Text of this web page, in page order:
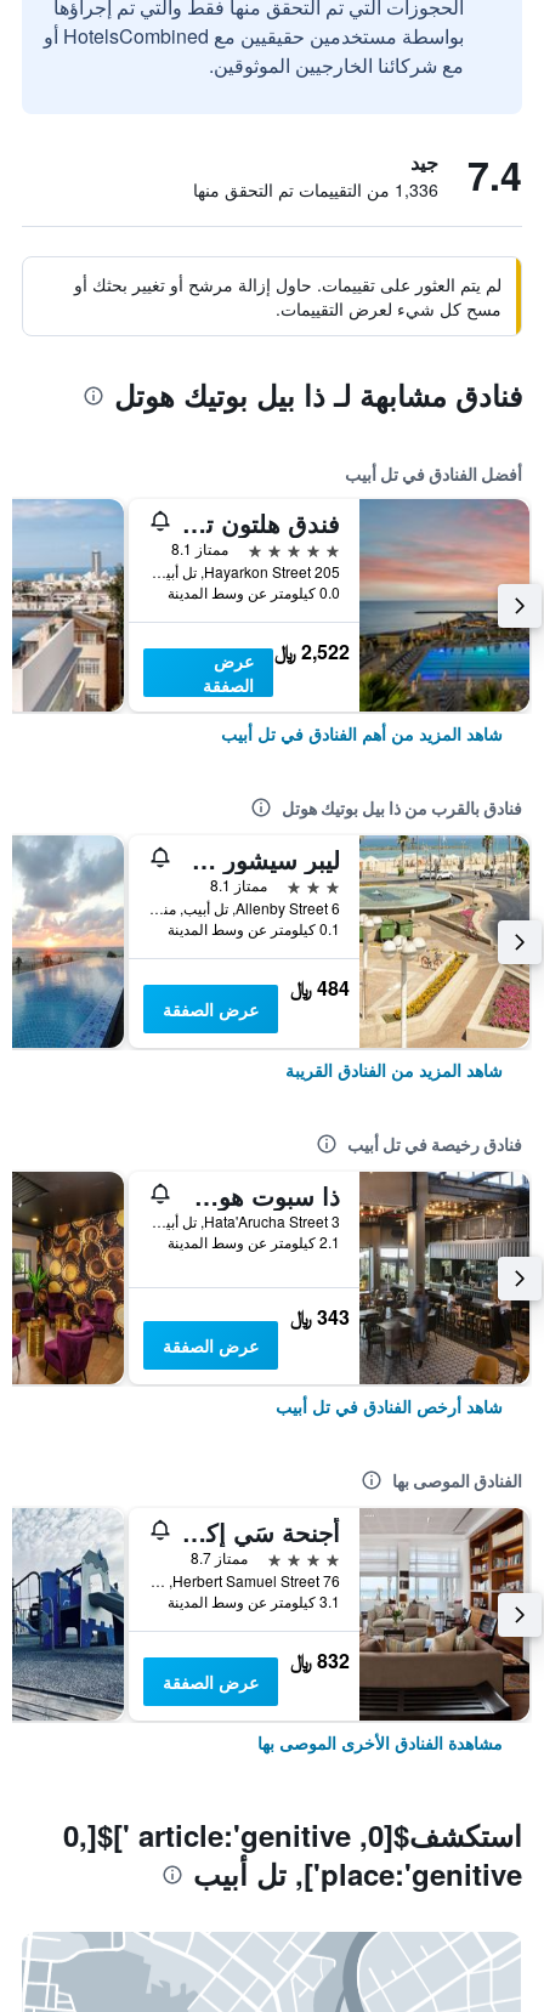
الحجوزات التي تم التحقق منها فقط والتي تم إجراؤها
بواسطة مستخدمين حقيقيين مع HotelsCombined أو
مع شركائنا الخارجيين الموثوقين.
7.4 جيد
1,336 من التقييمات تم التحقق منها
لم يتم العثور على تقييمات. حاول إزالة مرشح أو تغيير بحثك أو
مسح كل شيء لعرض التقييمات.
فنادق مشابهة لـ ذا بيل بوتيك هوتل
أفضل الفنادق في تل أبيب
فندق هلتون تل أبيب
5 نجوم
ممتاز 8.1
205 Hayarkon Street, تل أبيب, منطقة متروبوليتان تل أبيب, اسرائيل
0.0 كيلومتر عن وسط المدينة
2,522 ﷼
عرض
الصفقة
شاهد المزيد من أهم الفنادق في تل أبيب
فنادق بالقرب من ذا بيل بوتيك هوتل
ليبر سيشور سويتس
3 نجوم
ممتاز 8.1
6 Allenby Street, تل أبيب, منطقة متروبوليتان تل أبيب, اسرائيل
0.1 كيلومتر عن وسط المدينة
484 ﷼
عرض الصفقة
شاهد المزيد من الفنادق القريبة
فنادق رخيصة في تل أبيب
ذا سبوت هوستل
3 Hata'Arucha Street, تل أبيب, منطقة متروبوليتان تل أبيب, اسرائيل
2.1 كيلومتر عن وسط المدينة
343 ﷼
عرض الصفقة
شاهد أرخص الفنادق في تل أبيب
الفنادق الموصى بها
أجنحة سَي إكسكيوتيف
4 نجوم
ممتاز 8.7
76 Herbert Samuel Street, تل أبيب, منطقة متروبوليتان تل أبيب, اسرائيل
3.1 كيلومتر عن وسط المدينة
832 ﷼
عرض الصفقة
مشاهدة الفنادق الأخرى الموصى بها
استكشف$[0, article:'genitive ']$[0,
place:'genitive'], تل أبيب